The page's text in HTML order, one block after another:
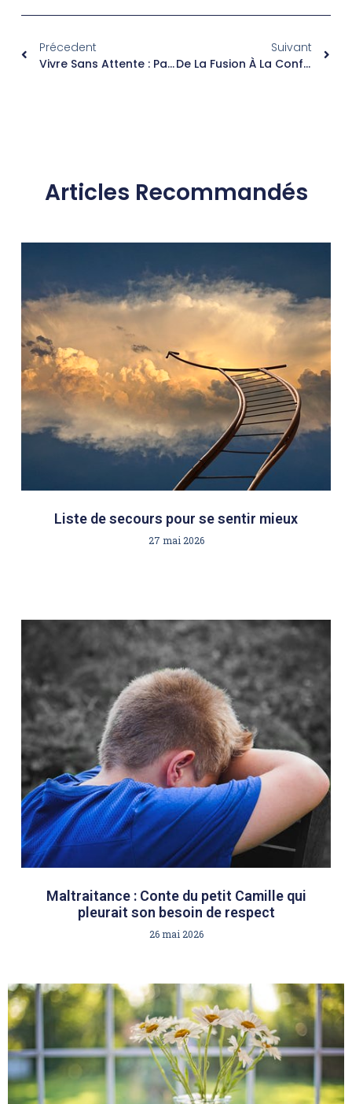
Précedent
Vivre Sans Attente : Pas Si Facile!
Suivant
De La Fusion À La Confusion Dans Le Couple
Articles Recommandés
Liste de secours pour se sentir mieux
27 mai 2026
Maltraitance : Conte du petit Camille qui
pleurait son besoin de respect
26 mai 2026